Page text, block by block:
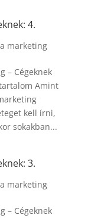
4.
marketing
– Cégeknek
Amint
kell írni,
sokakban...
3.
marketing
– Cégeknek